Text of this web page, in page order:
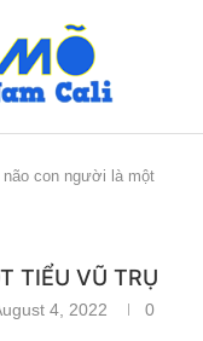
não con người là một
TIỂU VŨ TRỤ
4, 2022
0